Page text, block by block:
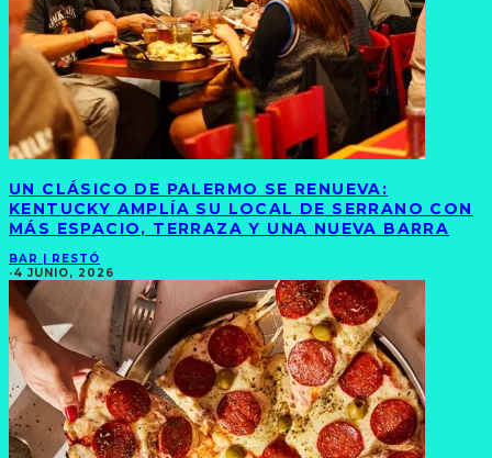
UN CLÁSICO DE PALERMO SE RENUEVA:
KENTUCKY AMPLÍA SU LOCAL DE SERRANO CON
MÁS ESPACIO, TERRAZA Y UNA NUEVA BARRA
BAR | RESTÓ
·4 JUNIO, 2026